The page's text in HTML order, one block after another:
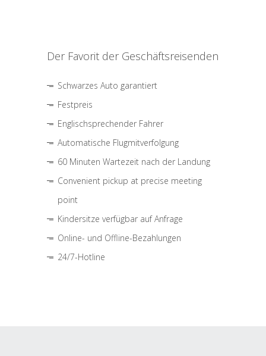
Der Favorit der Geschäftsreisenden
Schwarzes Auto garantiert
Festpreis
Englischsprechender Fahrer
Automatische Flugmitverfolgung
60 Minuten Wartezeit nach der Landung
Convenient pickup at precise meeting
point
Kindersitze verfügbar auf Anfrage
Online- und Offline-Bezahlungen
24/7-Hotline